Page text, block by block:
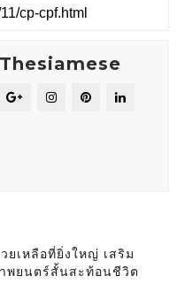
ยเหลือที่ยิ่งใหญ่ เสริม
พยนตร์สั้นสะท้อนชีวิต